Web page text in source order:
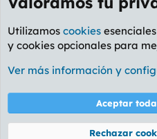
Foro Deportes
Cookies
PL OLDSTYLE
Términos y reglas
Utilizamos cookies
y cookies opcionales para
Ver más información y
Aceptar
Rechazar